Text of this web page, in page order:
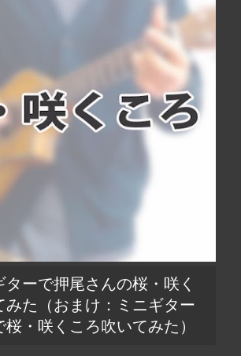
ターで押尾さんの桜・咲く
みた（おまけ：ミニギター
桜・咲くころ吹いてみた）